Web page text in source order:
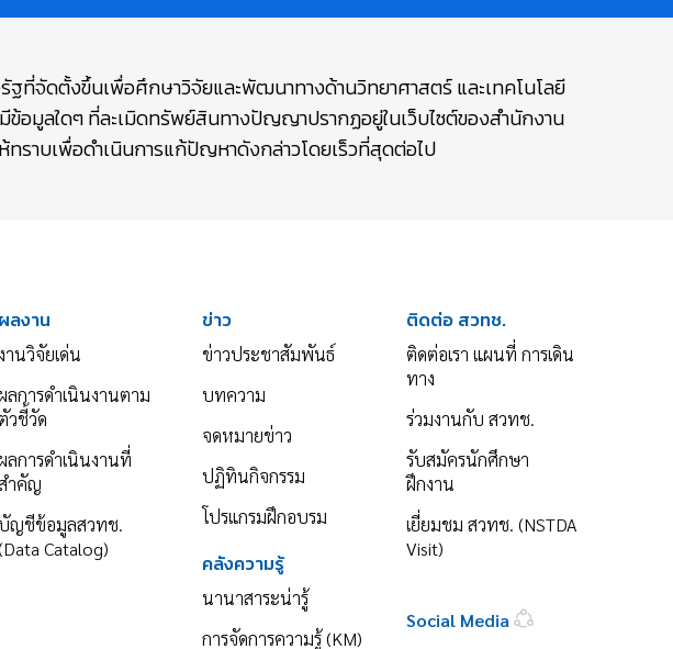
ที่จัดตั้งขึ้นเพื่อศึกษาวิจัยและพัฒนาทางด้านวิทยาศาสตร์ และเทคโนโลยี
อมูลใดๆ ที่ละเมิดทรัพย์สินทางปัญญาปรากฏอยู่ในเว็บไซต์ของสำนักงาน
ราบเพื่อดำเนินการแก้ปัญหาดังกล่าวโดยเร็วที่สุดต่อไป
ผลงาน
านวิจัยเด่น
ลการดำเนินงานตาม
วชี้วัด
ลการดำเนินงานที่
ำคัญ
ญชีข้อมูลสวทช.
Catalog)
ข่าว
ข่าวประชาสัมพันธ์
บทความ
จดหมายข่าว
ปฏิทินกิจกรรม
โปรแกรมฝึกอบรม
คลังความรู้
นานาสาระน่ารู้
การจัดการความรู้ (KM)
ติดต่อ สวทช.
ติดต่อเรา แผนที่ การเดิน
ทาง
ร่วมงานกับ สวทช.
รับสมัครนักศึกษา
ฝึกงาน
เยี่ยมชม สวทช. (NSTDA
Visit)
Social Media